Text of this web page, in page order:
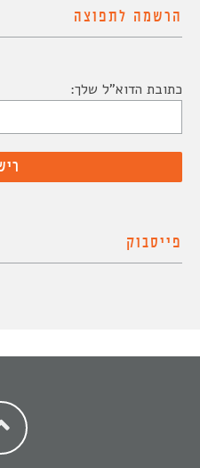
הרשמה לתפוצה
כתובת הדוא"ל שלך:
פייסבוק